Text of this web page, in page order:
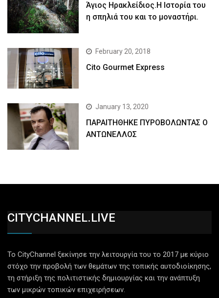
Άγιος Ηρακλείδιος.Η Ιστορία του
η σπηλιά του και το μοναστήρι.
February 20, 2018
Cito Gourmet Express
January 13, 2020
ΠΑΡΑΙΤΗΘΗΚΕ ΠΥΡΟΒΟΛΩΝΤΑΣ Ο
ΑΝΤΩΝΕΛΛΟΣ
CITYCHANNEL.LIVE
Το CityChannel ξεκίνησε την λειτουργία του το 2017 με κύριο
στόχο την προβολή των θεμάτων της τοπικής αυτοδιοίκησης,
τη στήριξη της πολιτιστικής δημιουργίας και την ανάπτυξη
των μικρών τοπικών επιχειρήσεων.